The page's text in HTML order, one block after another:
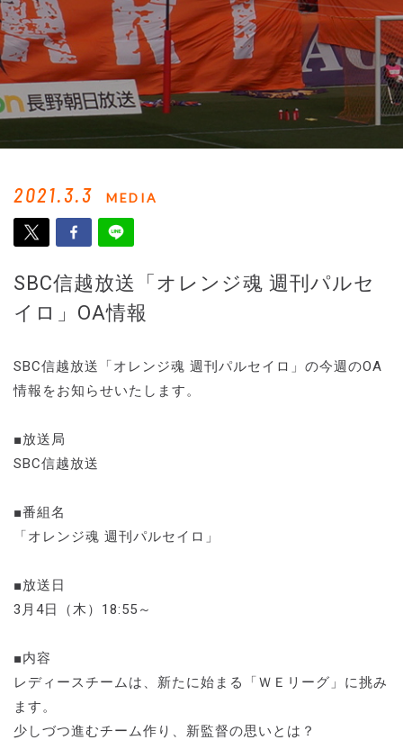
2021.3.3 MEDIA
SBC信越放送「オレンジ魂 週刊パルセ
イロ」OA情報
SBC信越放送「オレンジ魂 週刊パルセイロ」の今週のOA
情報をお知らせいたします。
■放送局
SBC信越放送
■番組名
「オレンジ魂 週刊パルセイロ」
■放送日
3月4日（木）18:55～
■内容
レディースチームは、新たに始まる「ＷＥリーグ」に挑み
ます。
少しづつ進むチーム作り、新監督の思いとは？